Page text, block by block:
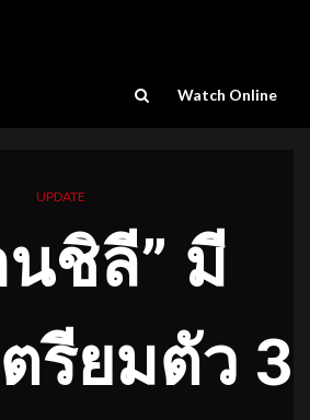
Watch Online
UPDATE
นชิลี” มี
ตรียมตัว 3